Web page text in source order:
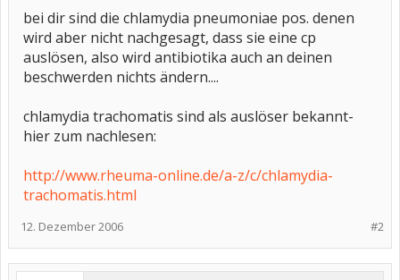
bei dir sind die chlamydia pneumoniae pos. denen
wird aber nicht nachgesagt, dass sie eine cp
auslösen, also wird antibiotika auch an deinen
beschwerden nichts ändern....
chlamydia trachomatis sind als auslöser bekannt-
hier zum nachlesen:
http://www.rheuma-online.de/a-z/c/chlamydia-
trachomatis.html
#2
12. Dezember 2006